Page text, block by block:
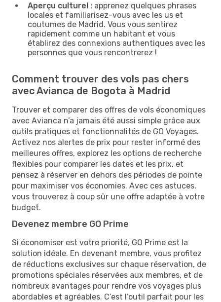
Aperçu culturel : apprenez quelques phrases
locales et familiarisez-vous avec les us et
coutumes de Madrid. Vous vous sentirez
rapidement comme un habitant et vous
établirez des connexions authentiques avec les
personnes que vous rencontrerez !
Comment trouver des vols pas chers
avec Avianca de Bogota à Madrid
Trouver et comparer des offres de vols économiques
avec Avianca n’a jamais été aussi simple grâce aux
outils pratiques et fonctionnalités de GO Voyages.
Activez nos alertes de prix pour rester informé des
meilleures offres, explorez les options de recherche
flexibles pour comparer les dates et les prix, et
pensez à réserver en dehors des périodes de pointe
pour maximiser vos économies. Avec ces astuces,
vous trouverez à coup sûr une offre adaptée à votre
budget.
Devenez membre GO Prime
Si économiser est votre priorité, GO Prime est la
solution idéale. En devenant membre, vous profitez
de réductions exclusives sur chaque réservation, de
promotions spéciales réservées aux membres, et de
nombreux avantages pour rendre vos voyages plus
abordables et agréables. C’est l’outil parfait pour les